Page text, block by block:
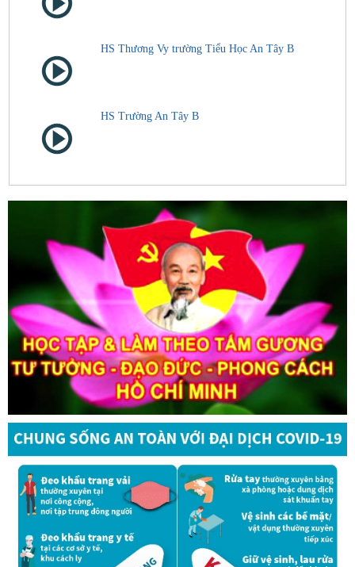
HS Thương Vy trường Tiểu Học An Tây B
HS Trường An Tây B